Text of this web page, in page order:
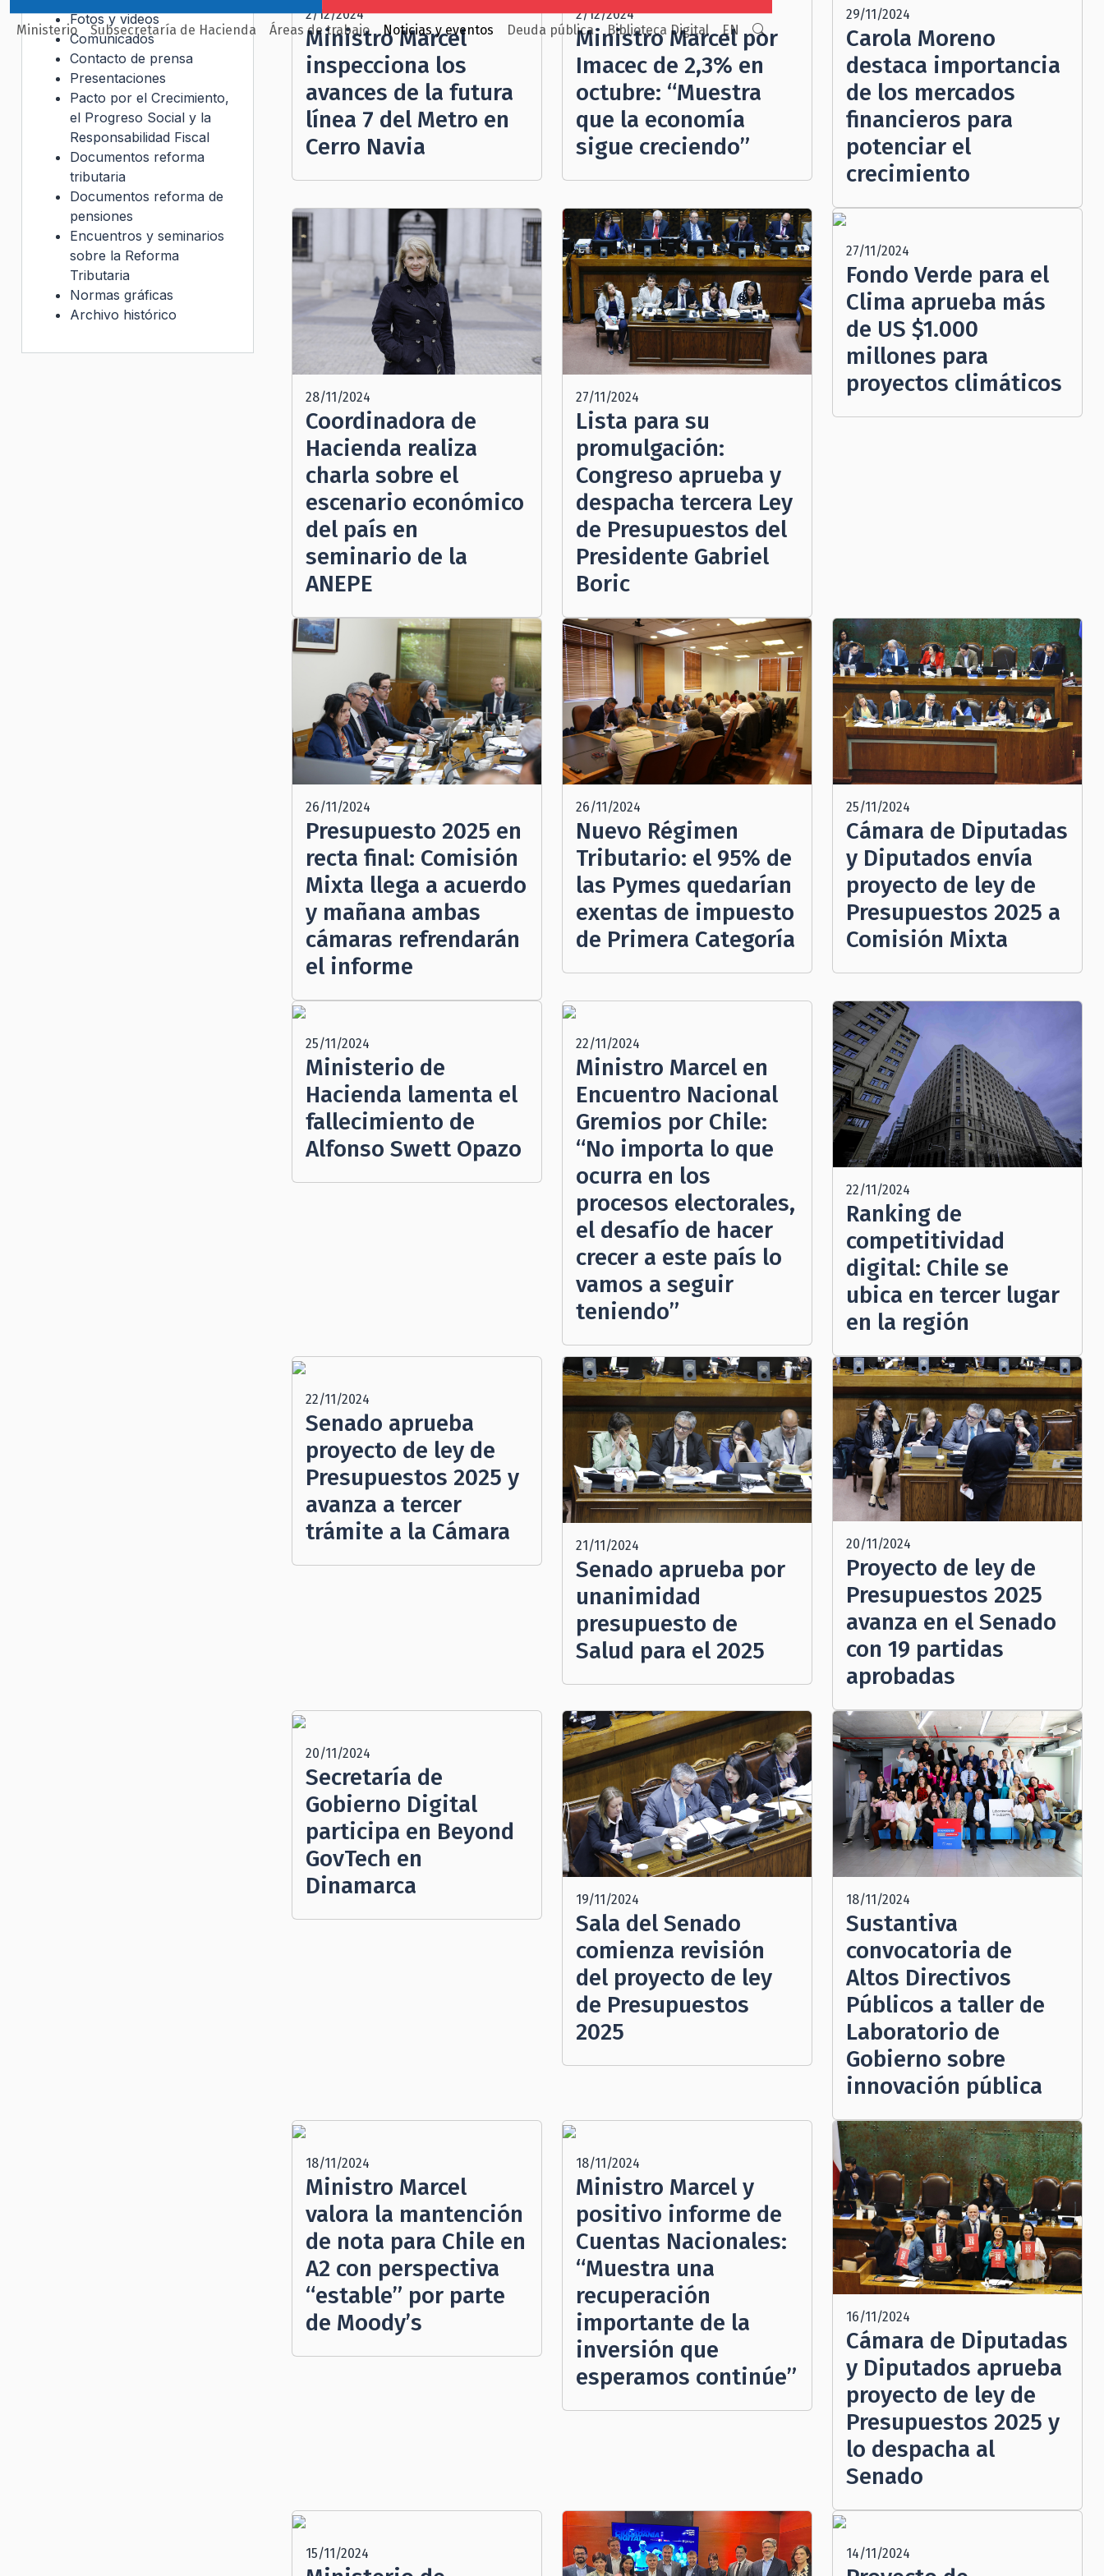
Ministerio Subsecretaría de Hacienda Áreas de trabajo Noticias y eventos Deuda pública Biblioteca Digital EN
2/12/2024
Ministro Marcel
inspecciona los
avances de la futura
línea 7 del Metro en
Cerro Navia
2/12/2024
Ministro Marcel por
Imacec de 2,3% en
octubre: “Muestra
que la economía
sigue creciendo”
29/11/2024
Carola Moreno
destaca importancia
de los mercados
financieros para
potenciar el
crecimiento
28/11/2024
Coordinadora de
Hacienda realiza
charla sobre el
escenario económico
del país en
seminario de la
ANEPE
27/11/2024
Lista para su
promulgación:
Congreso aprueba y
despacha tercera Ley
de Presupuestos del
Presidente Gabriel
Boric
27/11/2024
Fondo Verde para el
Clima aprueba más
de US $1.000
millones para
proyectos climáticos
26/11/2024
Presupuesto 2025 en
recta final: Comisión
Mixta llega a acuerdo
y mañana ambas
cámaras refrendarán
el informe
26/11/2024
Nuevo Régimen
Tributario: el 95% de
las Pymes quedarían
exentas de impuesto
de Primera Categoría
25/11/2024
Cámara de Diputadas
y Diputados envía
proyecto de ley de
Presupuestos 2025 a
Comisión Mixta
25/11/2024
Ministerio de
Hacienda lamenta el
fallecimiento de
Alfonso Swett Opazo
22/11/2024
Ministro Marcel en
Encuentro Nacional
Gremios por Chile:
“No importa lo que
ocurra en los
procesos electorales,
el desafío de hacer
crecer a este país lo
vamos a seguir
teniendo”
22/11/2024
Ranking de
competitividad
digital: Chile se
ubica en tercer lugar
en la región
22/11/2024
Senado aprueba
proyecto de ley de
Presupuestos 2025 y
avanza a tercer
trámite a la Cámara
21/11/2024
Senado aprueba por
unanimidad
presupuesto de
Salud para el 2025
20/11/2024
Proyecto de ley de
Presupuestos 2025
avanza en el Senado
con 19 partidas
aprobadas
20/11/2024
Secretaría de
Gobierno Digital
participa en Beyond
GovTech en
Dinamarca
19/11/2024
Sala del Senado
comienza revisión
del proyecto de ley
de Presupuestos
2025
18/11/2024
Sustantiva
convocatoria de
Altos Directivos
Públicos a taller de
Laboratorio de
Gobierno sobre
innovación pública
18/11/2024
Ministro Marcel
valora la mantención
de nota para Chile en
A2 con perspectiva
“estable” por parte
de Moody’s
18/11/2024
Ministro Marcel y
positivo informe de
Cuentas Nacionales:
“Muestra una
recuperación
importante de la
inversión que
esperamos continúe”
16/11/2024
Cámara de Diputadas
y Diputados aprueba
proyecto de ley de
Presupuestos 2025 y
lo despacha al
Senado
15/11/2024 14/11/2024
Fotos y videos
Comunicados
Contacto de prensa
Presentaciones
Pacto por el Crecimiento,
el Progreso Social y la
Responsabilidad Fiscal
Documentos reforma
tributaria
Documentos reforma de
pensiones
Encuentros y seminarios
sobre la Reforma
Tributaria
Normas gráficas
Archivo histórico